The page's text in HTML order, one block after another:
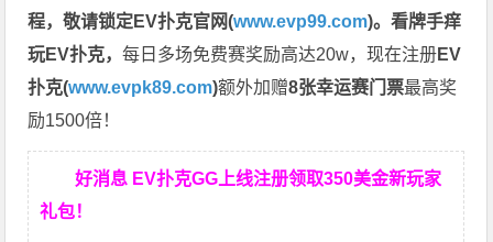
程，敬请锁定EV扑克官网(www.evp99.com)。看牌手痒
玩EV扑克，每日多场免费赛奖励高达20w，现在注册EV
扑克(www.evpk89.com)额外加赠8张幸运赛门票最高奖
励1500倍！
好消息 EV扑克GG上线注册领取350美金新玩家
礼包！